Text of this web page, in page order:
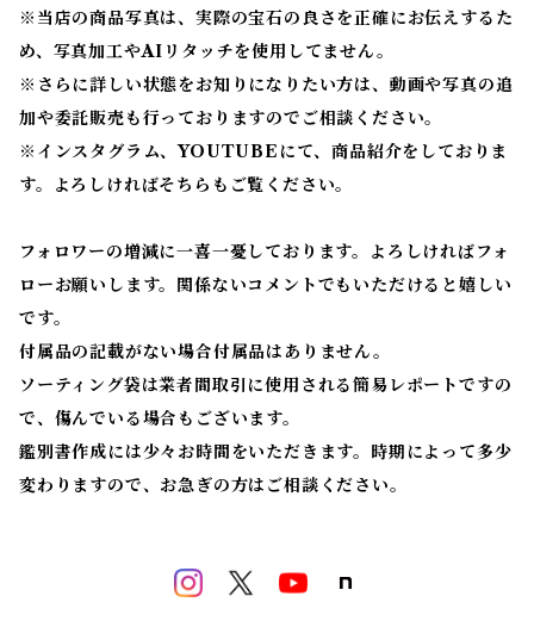
※当店の商品写真は、実際の宝石の良さを正確にお伝えするた
め、写真加工やAIリタッチを使用してません。
※ さらに詳しい状態をお知りになりたい方は、動画や写真の追
加や委託販売も行っておりますのでご相談ください。
※ インスタグラム、YOUTUBEにて、商品紹介をしておりま
す。よろしければそちらもご覧ください。
フォロワーの増減に一喜一憂しております。よろしければフォ
ローお願いします。関係ないコメントでもいただけると嬉しい
です。
付属品の記載がない場合付属品はありません。
ソーティング袋は業者間取引に使用される簡易レポートですの
で、傷んでいる場合もございます。
鑑別書作成には少々お時間をいただきます。時期によって多少
変わりますので、お急ぎの方はご相談ください。